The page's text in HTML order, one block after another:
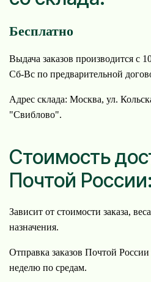
Бесплатно
Выдача заказов производится с
Cб-Вс по предварительной
Адрес склада: Москва, ул.
"Свиблово".
Стоимость
Почтой России:
Зависит от стоимости заказа,
назначения.
Отправка заказов Почтой России
неделю по средам.